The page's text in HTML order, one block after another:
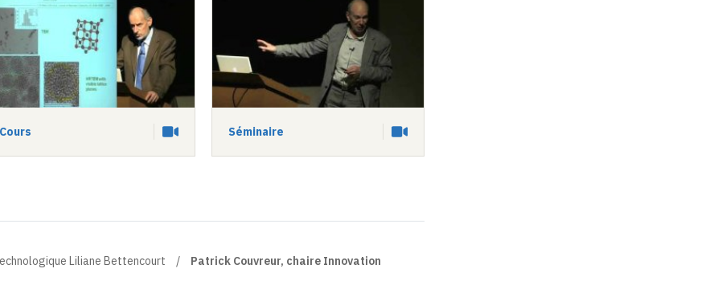
Cours Vidéo Séminaire Vidéo
Liliane Bettencourt Patrick Couvreur, chaire Innovation